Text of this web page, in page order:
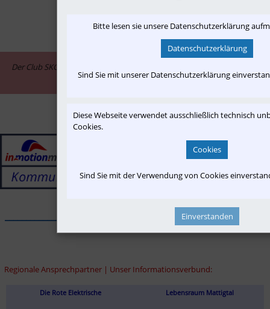
Der Club SKGLB ist assoziiertes Mitglied im Informationsnetzwerk "in-
motion.me"
Regionale Ansprechpartner | Unser Informationsverbund:
Die Rote Elektrische Lebensraum Mattigtal
Bitte lesen sie unsere Datenschutzerklärung
Datenschutzerklärung
Sind Sie mit unserer Datenschutzerklärung
Diese Webseite verwendet ausschließlich technisch
Cookies.
Cookies
Sind Sie mit der Verwendung von Cookies
Einverstanden